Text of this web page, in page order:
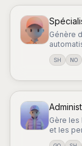
Génère
SH NO
Gère
et les